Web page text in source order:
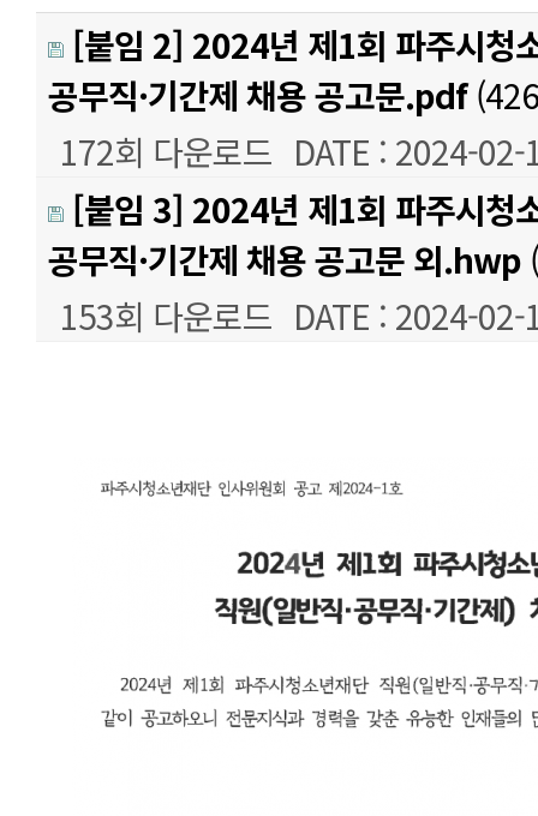
[붙임 2] 2024년 제1회 파주시청
공무직·기간제 채용 공고문.pdf
172회 다운로드 DATE : 2024-
[붙임 3] 2024년 제1회 파주시청
공무직·기간제 채용 공고문 외.hwp
153회 다운로드 DATE : 2024-
본문